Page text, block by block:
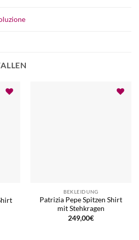
BEKLEIDUNG
Patrizia Pepe Spitzen Shirt
mit Stehkragen
249,00€